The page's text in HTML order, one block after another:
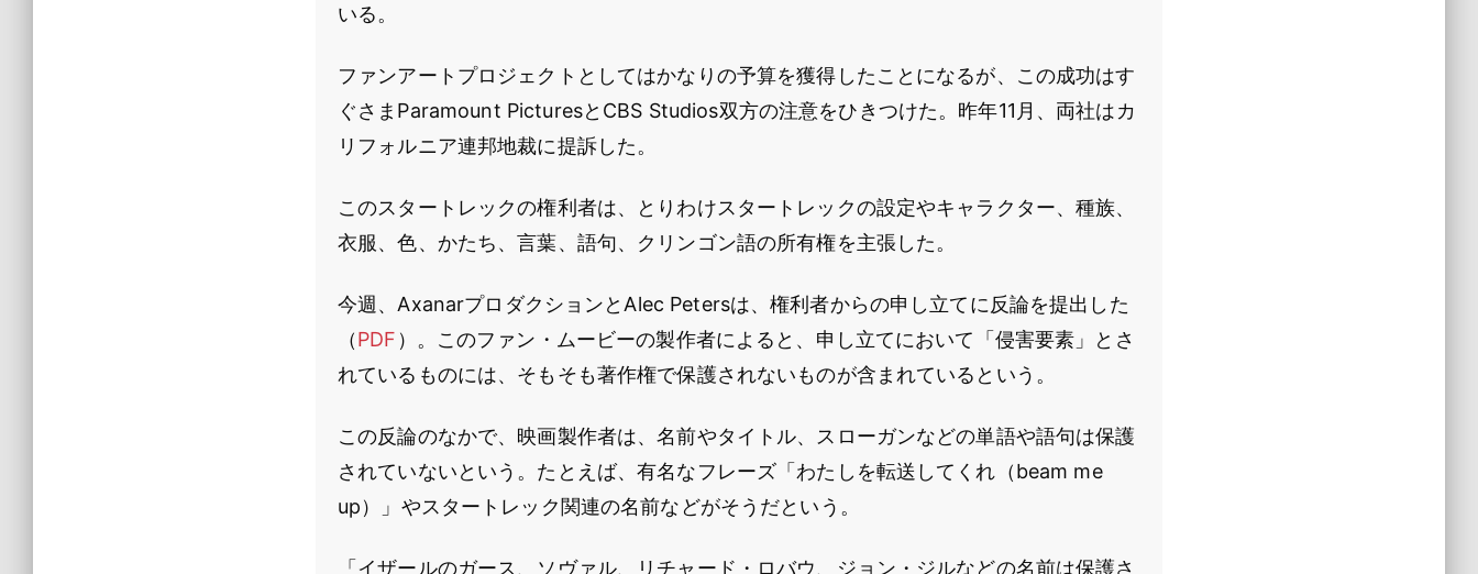
いる。
ファンアートプロジェクトとしてはかなりの予算を獲得したことになるが、この成功はす
ぐさまParamount PicturesとCBS Studios双方の注意をひきつけた。昨年11月、両社はカ
リフォルニア連邦地裁に提訴した。
このスタートレックの権利者は、とりわけスタートレックの設定やキャラクター、種族、
衣服、色、かたち、言葉、語句、クリンゴン語の所有権を主張した。
今週、AxanarプロダクションとAlec Petersは、権利者からの申し立てに反論を提出した
（PDF ）。このファン・ムービーの製作者によると、申し立てにおいて「侵害要素」とさ
れているものには、そもそも著作権で保護されないものが含まれているという。
この反論のなかで、映画製作者は、名前やタイトル、スローガンなどの単語や語句は保護
されていないという。たとえば、有名なフレーズ「わたしを転送してくれ（beam me
up）」やスタートレック関連の名前などがそうだという。
「イザールのガース、ソヴァル、リチャード・ロバウ、ジョン・ジルなどの名前は保護さ